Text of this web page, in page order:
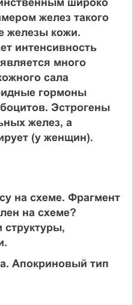
желез такого
железы кожи.
интенсивность
много
сала
гормоны
Эстрогены
желез, а
(у женщин).
на схеме. Фрагмент
на схеме?
структуры,
Апокриновый тип